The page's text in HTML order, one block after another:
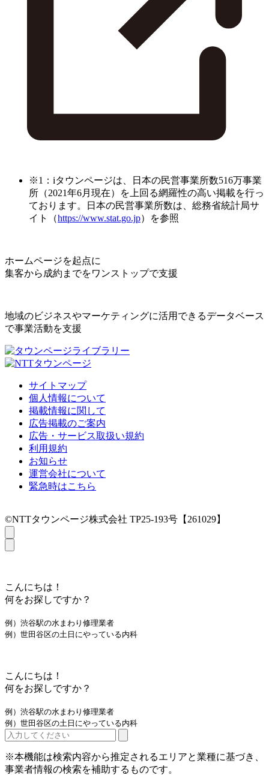
※1：iタウンページは、日本の民営事業所数516万事業
所（2021年6月現在）を上回る網羅性の高い掲載を行っ
ております。日本の民営事業所数は、総務省統計局サ
イト（https://www.stat.go.jp）を参照
ホームページを起点に
集客から成約までをワンストップで支援
地域のビジネスやマーケティングに活用できるデータベース
で事業活動を支援
サイトマップ
個人情報について
掲載情報に関して
広告掲載のご案内
広告・サービス取扱い規約
利用規約
お知らせ
運営会社について
緊急時はこちら
©NTTタウンページ株式会社 TP25-193号【261029】
こんにちは！
何をお探しですか？
例）渋谷駅の水まわり修理業者
例）世田谷区の土日にやっている内科
こんにちは！
何をお探しですか？
例）渋谷駅の水まわり修理業者
例）世田谷区の土日にやっている内科
※本機能は検索内容から推定されるエリアと業種に基づき、
事業者情報の検索を補助するものです。